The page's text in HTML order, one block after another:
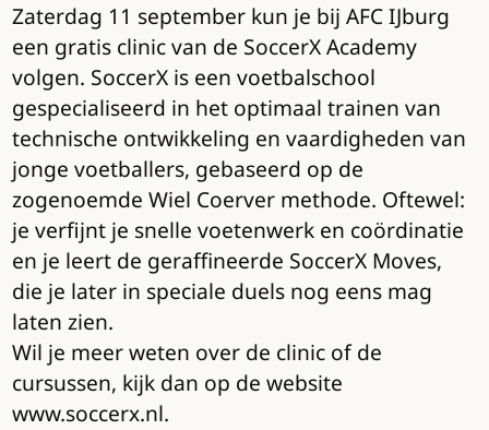
Zaterdag 11 september kun je bij AFC IJburg
een gratis clinic van de SoccerX Academy
volgen. SoccerX is een voetbalschool
gespecialiseerd in het optimaal trainen van
technische ontwikkeling en vaardigheden van
jonge voetballers, gebaseerd op de
zogenoemde Wiel Coerver methode. Oftewel:
je verfijnt je snelle voetenwerk en coördinatie
en je leert de geraffineerde SoccerX Moves,
die je later in speciale duels nog eens mag
laten zien.
Wil je meer weten over de clinic of de
cursussen, kijk dan op de website
www.soccerx.nl.